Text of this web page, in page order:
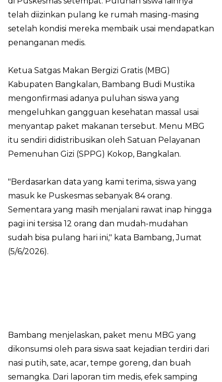
telah diizinkan pulang ke rumah masing-masing
setelah kondisi mereka membaik usai mendapatkan
penanganan medis.
Ketua Satgas Makan Bergizi Gratis (MBG)
Kabupaten Bangkalan, Bambang Budi Mustika
mengonfirmasi adanya puluhan siswa yang
mengeluhkan gangguan kesehatan massal usai
menyantap paket makanan tersebut. Menu MBG
itu sendiri didistribusikan oleh Satuan Pelayanan
Pemenuhan Gizi (SPPG) Kokop, Bangkalan.
"Berdasarkan data yang kami terima, siswa yang
masuk ke Puskesmas sebanyak 84 orang.
Sementara yang masih menjalani rawat inap hingga
pagi ini tersisa 12 orang dan mudah-mudahan
sudah bisa pulang hari ini," kata Bambang, Jumat
(5/6/2026).
Bambang menjelaskan, paket menu MBG yang
dikonsumsi oleh para siswa saat kejadian terdiri dari
nasi putih, sate, acar, tempe goreng, dan buah
semangka. Dari laporan tim medis, efek samping